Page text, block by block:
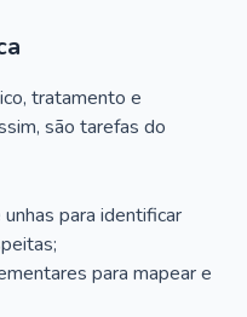
tratamento e
são tarefas do
para identificar
para mapear e